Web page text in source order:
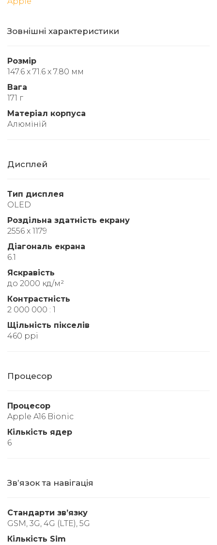
Зовнішні характеристики
Розмір
147.6 x 71.6 x 7.80 мм
Вага
171 г
Матеріал корпуса
Алюміній
Дисплей
Тип дисплея
OLED
Роздільна здатність екрану
2556 x 1179
Діагональ екрана
6.1
Яскравість
до 2000 кд/м²
Контрастність
2 000 000 : 1
Щільність пікселів
460 ppi
Процесор
Процесор
Apple A16 Bionic
Кількість ядер
6
Звʼязок та навігація
Стандарти звʼязку
GSM, 3G, 4G (LTE), 5G
Кількість Sim